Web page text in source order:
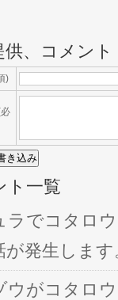
供、コメント
)
ト一覧
ラでコタロ
が発生しま
ウがコタロ